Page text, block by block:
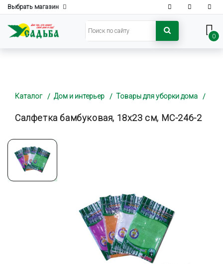
Выбрать магазин
0
Каталог Дом и интерьер Товары для уборки дома
Салфетка бамбуковая, 18х23 см, MC-246-2